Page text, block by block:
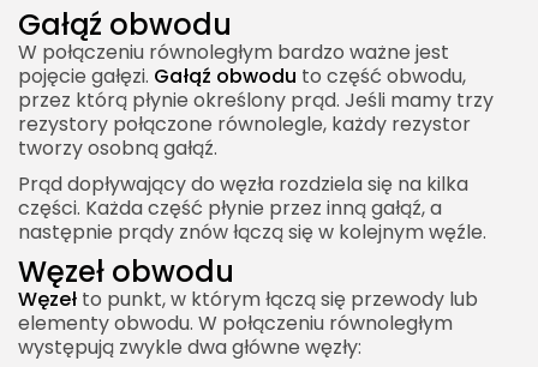
Gałąź obwodu
W połączeniu równoległym bardzo ważne jest
pojęcie gałęzi. Gałąź obwodu to część obwodu,
przez którą płynie określony prąd. Jeśli mamy trzy
rezystory połączone równolegle, każdy rezystor
tworzy osobną gałąź.
Prąd dopływający do węzła rozdziela się na kilka
części. Każda część płynie przez inną gałąź, a
następnie prądy znów łączą się w kolejnym węźle.
Węzeł obwodu
Węzeł to punkt, w którym łączą się przewody lub
elementy obwodu. W połączeniu równoległym
występują zwykle dwa główne węzły:
Łatwa rozbudowa obwodu
Wady i ograniczenia połączenia równoległego
Większy prąd całkowity
Ryzyko zwarcia
Nierównomierny podział prądu
Konieczność stosowania zabezpieczeń
Przykładowe zadania z połączenia równoległego
Zadanie 1 Dwa rezystory połączone równolegle
Zadanie 2 Trzy identyczne rezystory
równolegle